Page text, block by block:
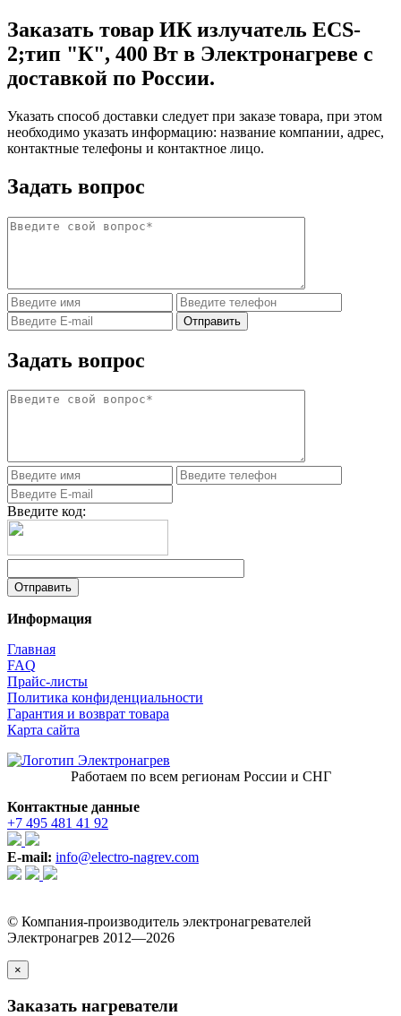
Заказать товар ИК излучатель ECS-
2;тип "К", 400 Вт в Электронагреве с
доставкой по России.
Указать способ доставки следует при заказе товара, при этом
необходимо указать информацию: название компании, адрес,
контактные телефоны и контактное лицо.
Задать вопрос
Задать вопрос
Введите код:
Информация
Главная
FAQ
Прайс-листы
Политика конфиденциальности
Гарантия и возврат товара
Карта сайта
Работаем по всем регионам России и СНГ
Контактные данные
+7 495 481 41 92
E-mail: info@electro-nagrev.com
© Компания-производитель электронагревателей
Электронагрев 2012—2026
×
Заказать нагреватели